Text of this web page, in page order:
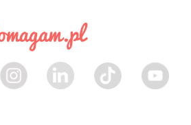
Instagram LinkedIn TikTok Youtube